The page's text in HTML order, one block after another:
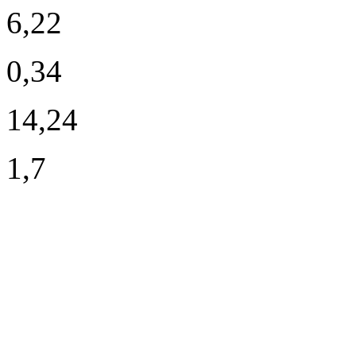
6,22
0,34
14,24
1,7